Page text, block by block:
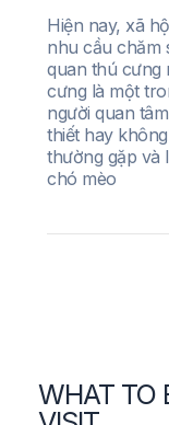
Hiện nay, xã
nhu cầu chăm
quan thú cưng
cưng là một
người quan
thiết hay
thường gặp và
chó mèo
WHAT TO